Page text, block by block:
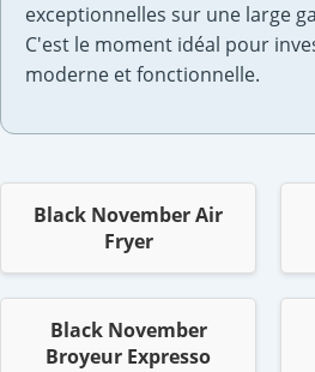
exceptionnelles sur une large
C'est le moment idéal pour
moderne et fonctionnelle.
Black November Air
Fryer
Black November
Broyeur Expresso